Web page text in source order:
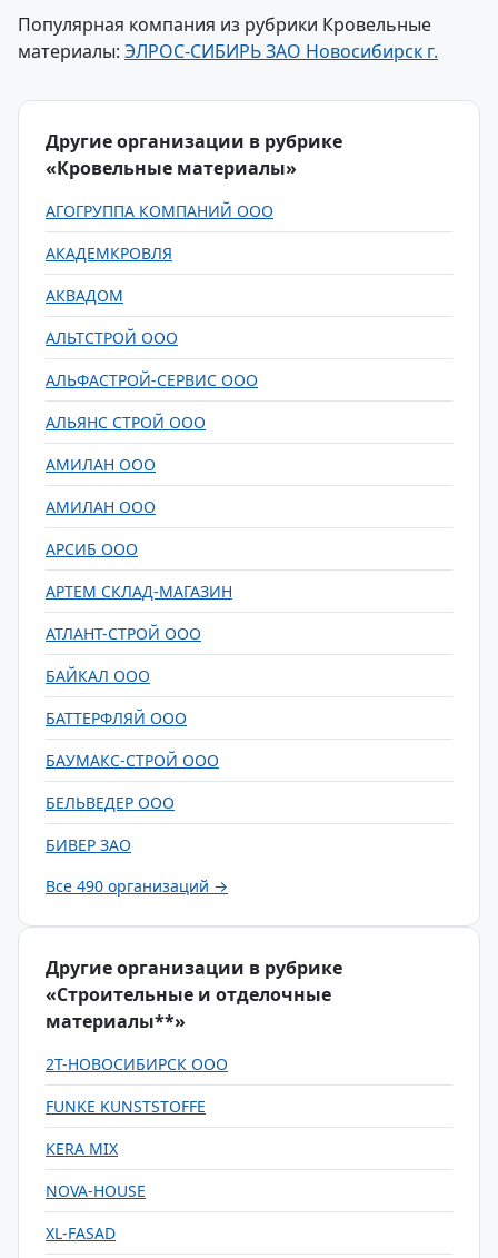
Популярная компания из рубрики Кровельные
материалы: ЭЛРОС-СИБИРЬ ЗАО Новосибирск г.
Другие организации в рубрике
«Кровельные материалы»
АГОГРУППА КОМПАНИЙ ООО
АКАДЕМКРОВЛЯ
АКВАДОМ
АЛЬТСТРОЙ ООО
АЛЬФАСТРОЙ-СЕРВИС ООО
АЛЬЯНС СТРОЙ ООО
АМИЛАН ООО
АМИЛАН ООО
АРСИБ ООО
АРТЕМ СКЛАД-МАГАЗИН
АТЛАНТ-СТРОЙ ООО
БАЙКАЛ ООО
БАТТЕРФЛЯЙ ООО
БАУМАКС-СТРОЙ ООО
БЕЛЬВЕДЕР ООО
БИВЕР ЗАО
Все 490 организаций →
Другие организации в рубрике
«Строительные и отделочные
материалы**»
2Т-НОВОСИБИРСК ООО
FUNKE KUNSTSTOFFE
KERA MIX
NOVA-HOUSE
XL-FASAD